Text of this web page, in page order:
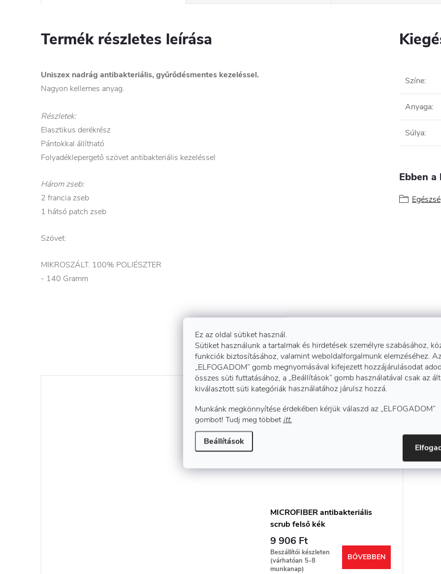
Ez az oldal sütiket használ.
Sütiket használunk a tartalmak és hirdetések személyre szabásához,
funkciók biztosításához, valamint weboldalforgalmunk elemzéséhez.
„ELFOGADOM” gomb megnyomásával kifejezett hozzájárulásodat
összes süti futtatásához, a „Beállítások” gomb használatával csak az
kiválasztott süti kategóriák használatához járulsz hozzá.
Munkánk megkönnyítése érdekében kérjük válaszd az „ELFOGADOM”
gombot! Tudj meg többet itt.
Beállítások
Termék részletes leírása
Uniszex nadrág antibakteriális, gyűrődésmentes kezeléssel.
Nagyon kellemes anyag.
Részletek:
Elasztikus derékrész
Pántokkal állítható
Folyadéklepergető szövet antibakteriális kezeléssel
Három zseb:
2 francia zseb
1 hátsó patch zseb
Szövet:
MIKROSZÁLT. 100% POLIÉSZTER
- 140 Gramm
Színe:
Anyaga:
Súlya:
Ebben
Kapcsolódó termékek
MICROFIBER antibakteriális
scrub felső kék
9 906 Ft
Beszállítói készleten
(várhatóan 5-8
munkanap)
BŐVEBBEN